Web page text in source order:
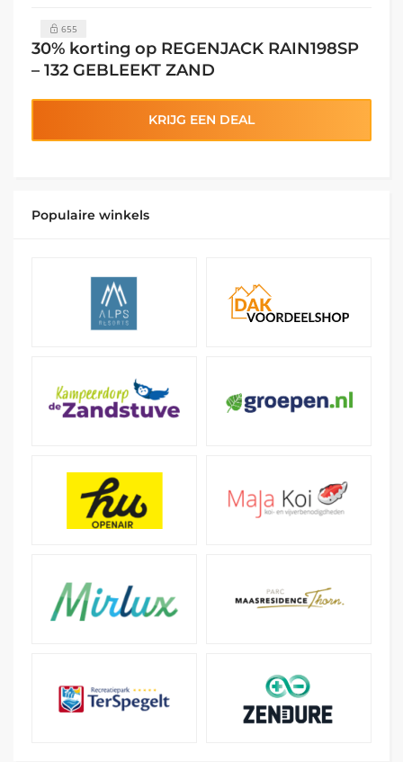
655
30% korting op REGENJACK RAIN198SP
– 132 GEBLEEKT ZAND
KRIJG EEN DEAL
Populaire winkels